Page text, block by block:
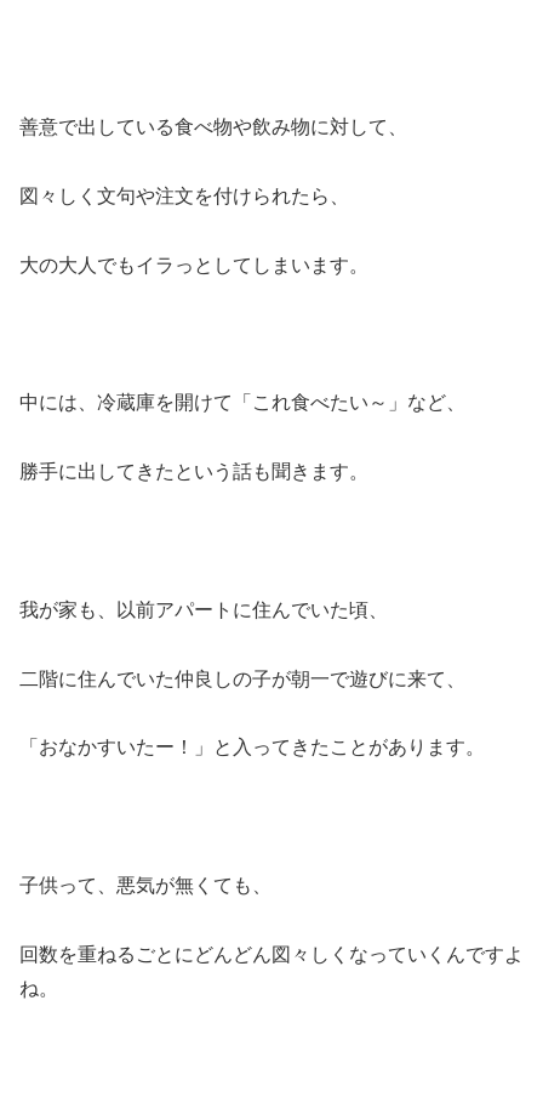
善意で出している食べ物や飲み物に対して、
図々しく文句や注文を付けられたら、
大の大人でもイラっとしてしまいます。
中には、冷蔵庫を開けて「これ食べたい～」など、
勝手に出してきたという話も聞きます。
我が家も、以前アパートに住んでいた頃、
二階に住んでいた仲良しの子が朝一で遊びに来て、
「おなかすいたー！」と入ってきたことがあります。
子供って、悪気が無くても、
回数を重ねるごとにどんどん図々しくなっていくんですよ
ね。